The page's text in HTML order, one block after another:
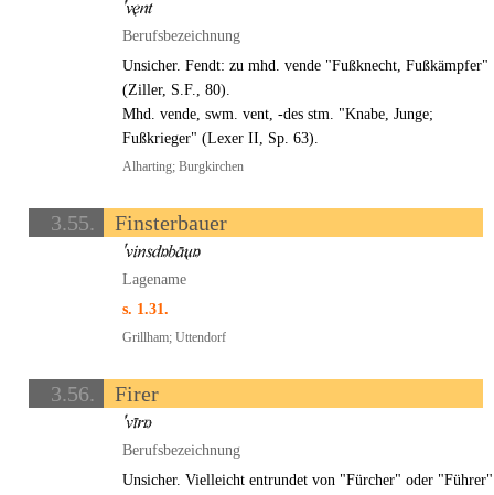
Berufsbezeichnung
Unsicher. Fendt: zu mhd. vende "Fußknecht, Fußkämpfer"
(Ziller, S.F., 80).
Mhd. vende, swm. vent, -des stm. "Knabe, Junge;
Fußkrieger" (Lexer II, Sp. 63).
Alharting; Burgkirchen
3.55. Finsterbauer
Lagename
s. 1.31.
Grillham; Uttendorf
3.56. Firer
Berufsbezeichnung
Unsicher. Vielleicht entrundet von "Fürcher" oder "Führer"